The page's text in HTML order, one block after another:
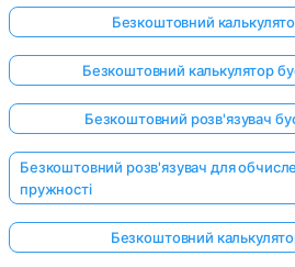
Безкоштовний
Безкоштовний калькулятор
Безкоштовний розв'язувач
Безкоштовний розв'язувач для
пружності
Безкоштовний